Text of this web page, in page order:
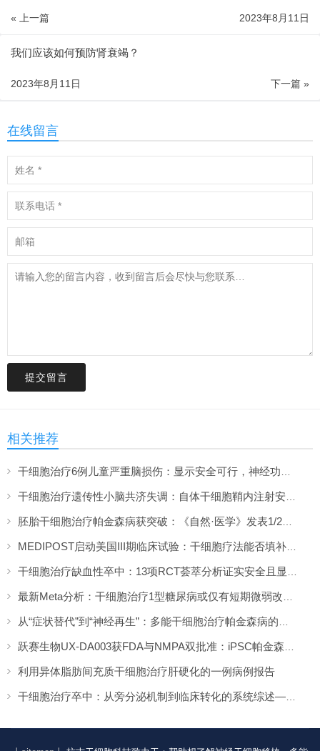
« 上一篇 2023年8月11日
我们应该如何预防肾衰竭？
下一篇 »
2023年8月11日
在线留言
提交留言
相关推荐
干细胞治疗6例儿童严重脑损伤：显示安全可行，神经功能改善信号值得关注
干细胞治疗遗传性小脑共济失调：自体干细胞鞘内注射安全性与初步疗效解读
胚胎干细胞治疗帕金森病获突破：《自然·医学》发表1/2期临床12个月随访数据
MEDIPOST启动美国III期临床试验：干细胞疗法能否填补膝骨关节炎“治疗真空”？
干细胞治疗缺血性卒中：13项RCT荟萃分析证实安全且显著改善长期功能预后
最新Meta分析：干细胞治疗1型糖尿病或仅有短期微弱改善，难现持久临床获益
从“症状替代”到“神经再生”：多能干细胞治疗帕金森病的临床转化与未来展望
跃赛生物UX-DA003获FDA与NMPA双批准：iPSC帕金森病疗法中美同步临床
利用异体脂肪间充质干细胞治疗肝硬化的一例病例报告
干细胞治疗卒中：从旁分泌机制到临床转化的系统综述——2026年最新进展